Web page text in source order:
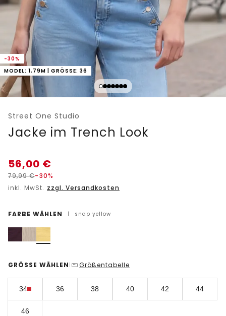
-30%
MODEL: 1,79M | GRÖSSE: 36
Street One Studio
Jacke im Trench Look
56,00 €
79,99€-30%
inkl. MwSt. zzgl. Versandkosten
FARBE WÄHLEN | snap yellow
GRÖSSE WÄHLEN | Größentabelle
34 36 38 40 42 44
46